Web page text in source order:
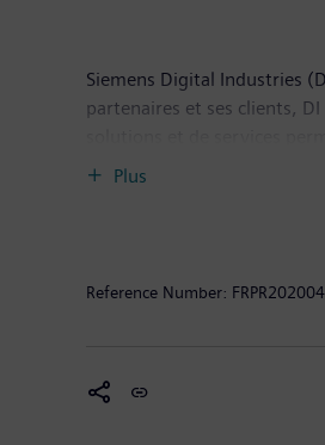
Siemens Digital Industries
partenaires et ses clients,
sectoriels les plus divers et
Plus
Reference Number: